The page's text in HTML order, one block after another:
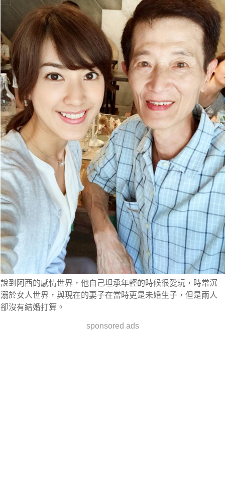
說到阿西的感情世界，他自己坦承年輕的時候很愛玩，時常沉
溺於女人世界，與現在的妻子在當時更是未婚生子，但是兩人
卻沒有結婚打算。
sponsored ads